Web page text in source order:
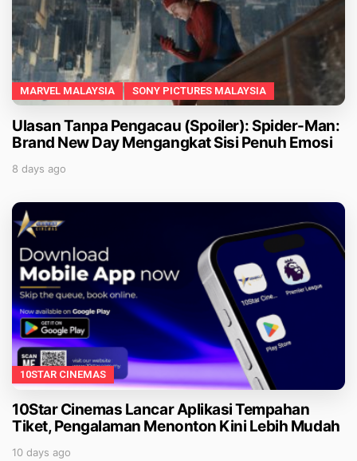
MARVEL MALAYSIA SONY PICTURES MALAYSIA
Ulasan Tanpa Pengacau (Spoiler): Spider-Man:
Brand New Day Mengangkat Sisi Penuh Emosi
8 days ago
10STAR CINEMAS
10Star Cinemas Lancar Aplikasi Tempahan
Tiket, Pengalaman Menonton Kini Lebih Mudah
10 days ago